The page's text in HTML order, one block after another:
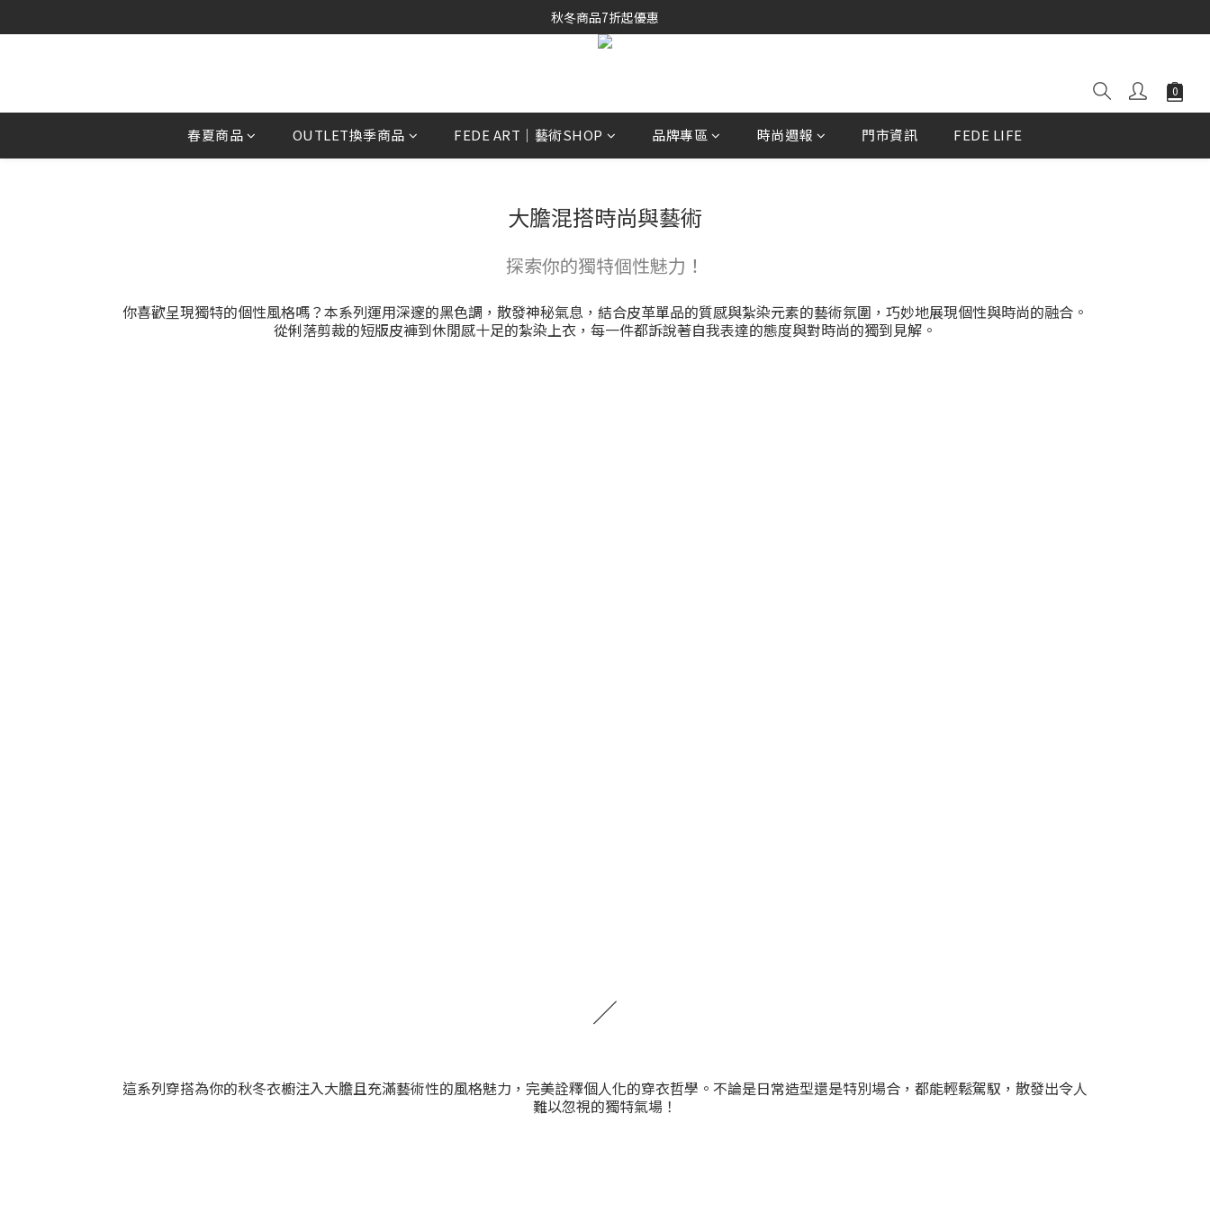
秋冬商品7折起優惠
秋冬商品7折起優惠
線上購物專區 精選 5 折
春夏商品 OUTLET換季商品 FEDE ART｜藝術SHOP 品牌專區 時尚週報 門市資訊 FEDE LIFE
大膽混搭時尚與藝術
探索你的獨特個性魅力！
你喜歡呈現獨特的個性風格嗎？本系列運用深邃的黑色調，散發神秘氣息，結合皮革單品的質感與紮染元素的藝術氛圍，巧妙地展現個性與時尚的融合。
從俐落剪裁的短版皮褲到休閒感十足的紮染上衣，每一件都訴說著自我表達的態度與對時尚的獨到見解。
／
這系列穿搭為你的秋冬衣櫥注入大膽且充滿藝術性的風格魅力，完美詮釋個人化的穿衣哲學。不論是日常造型還是特別場合，都能輕鬆駕馭，散發出令人
難以忽視的獨特氣場！